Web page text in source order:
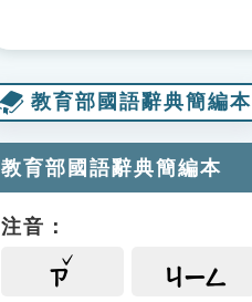
教育部國語辭典簡編本
教育部國語辭典簡編本
注音：
ㄗ ㄐㄧㄥ